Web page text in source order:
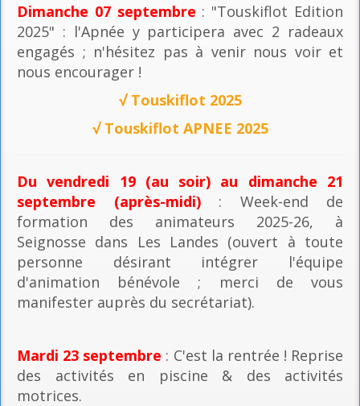
Dimanche 07 septembre : "Touskiflot Edition
2025" : l'Apnée y participera avec 2 radeaux
engagés ; n'hésitez pas à venir nous voir et
nous encourager !
√ Touskiflot 2025
√ Touskiflot APNEE 2025
Du vendredi 19 (au soir) au dimanche 21
septembre (après-midi): Week-end de
formation des animateurs 2025-26, à
Seignosse dans Les Landes (ouvert à toute
personne désirant intégrer l'équipe
d'animation bénévole ; merci de vous
manifester auprès du secrétariat).
Mardi 23 septembre : C'est la rentrée ! Reprise
des activités en piscine & des activités
motrices.